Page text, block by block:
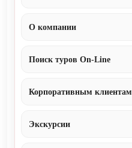
О компании
Поиск туров On-Line
Корпоративным клиентам
Экскурсии